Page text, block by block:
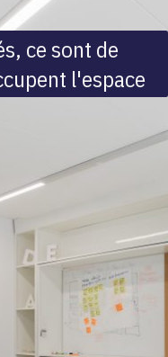
ce sont de
l'espace